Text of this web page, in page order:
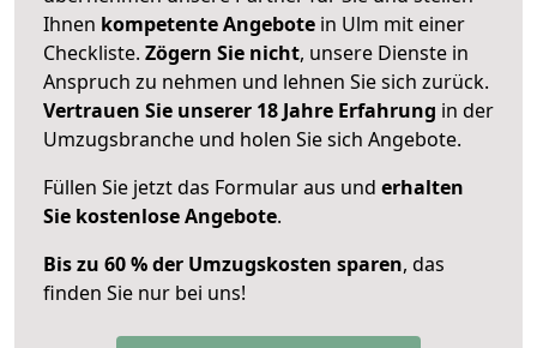
Ihnen kompetente Angebote in Ulm mit einer
Checkliste. Zögern Sie nicht, unsere Dienste in
Anspruch zu nehmen und lehnen Sie sich zurück.
Vertrauen Sie unserer 18 Jahre Erfahrung in der
Umzugsbranche und holen Sie sich Angebote.
Füllen Sie jetzt das Formular aus und erhalten
Sie kostenlose Angebote.
Bis zu 60 % der Umzugskosten sparen, das
finden Sie nur bei uns!